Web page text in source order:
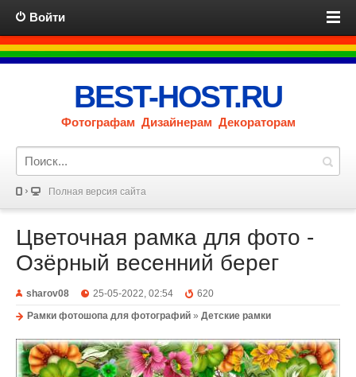
Войти
BEST-HOST.RU
Фотографам Дизайнерам Декораторам
Полная версия сайта
Цветочная рамка для фото -
Озёрный весенний берег
sharov08 25-05-2022, 02:54
620
Рамки фотошопа для фотографий » Детские рамки